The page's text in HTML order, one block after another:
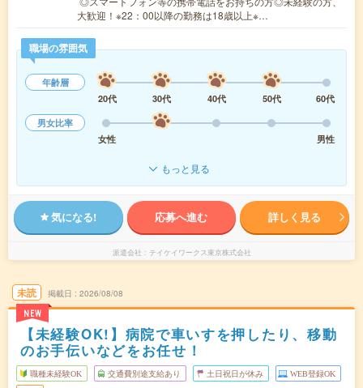
大歓迎！※22：00以降の勤務は18歳以上※…
職場の雰囲気
年齢層
20代
30代 40代 50代
60代
男女比率
女性
男性
もっと見る
気になる! 応募へ進む 詳しく見る
派遣会社 テイケイワークス東京株式会社
未読
NEW
掲載日 2026/08/08
【未経験OK!】病院で車いすを押したり、移動
のお手伝いなどをお任せ！
職種未経験OK 交通費別途支給あり 土日祝日が休み WEB登録OK